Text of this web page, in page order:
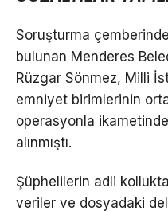
Soruşturma
bulunan Menderes
Rüzgar Sönmez, Milli
emniyet birimlerinin
operasyonla
alınmıştı.
Şüphelilerin adli
veriler ve dosyadaki